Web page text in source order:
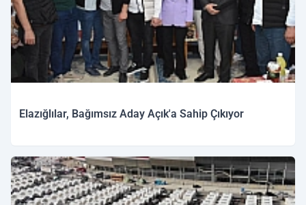
Elazığlılar, Bağımsız Aday Açık'a Sahip Çıkıyor